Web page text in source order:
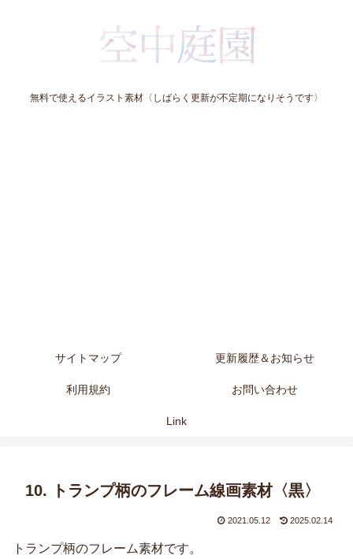
無料で使えるイラスト素材〈しばらく更新が不定期になりそうです〉
サイトマップ 更新履歴＆お知らせ
利用規約 お問い合わせ
Link
10. トランプ柄のフレーム線画素材〈黒〉
2021.05.12 2025.02.14
トランプ柄のフレーム素材です。